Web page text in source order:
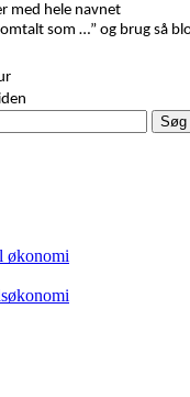
med hele navnet
som …” og brug så
økonomi